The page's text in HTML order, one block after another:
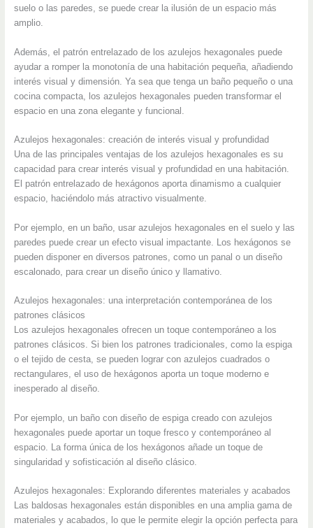
suelo o las paredes, se puede crear la ilusión de un espacio más
amplio.
Además, el patrón entrelazado de los azulejos hexagonales puede
ayudar a romper la monotonía de una habitación pequeña, añadiendo
interés visual y dimensión. Ya sea que tenga un baño pequeño o una
cocina compacta, los azulejos hexagonales pueden transformar el
espacio en una zona elegante y funcional.
Azulejos hexagonales: creación de interés visual y profundidad
Una de las principales ventajas de los azulejos hexagonales es su
capacidad para crear interés visual y profundidad en una habitación.
El patrón entrelazado de hexágonos aporta dinamismo a cualquier
espacio, haciéndolo más atractivo visualmente.
Por ejemplo, en un baño, usar azulejos hexagonales en el suelo y las
paredes puede crear un efecto visual impactante. Los hexágonos se
pueden disponer en diversos patrones, como un panal o un diseño
escalonado, para crear un diseño único y llamativo.
Azulejos hexagonales: una interpretación contemporánea de los
patrones clásicos
Los azulejos hexagonales ofrecen un toque contemporáneo a los
patrones clásicos. Si bien los patrones tradicionales, como la espiga
o el tejido de cesta, se pueden lograr con azulejos cuadrados o
rectangulares, el uso de hexágonos aporta un toque moderno e
inesperado al diseño.
Por ejemplo, un baño con diseño de espiga creado con azulejos
hexagonales puede aportar un toque fresco y contemporáneo al
espacio. La forma única de los hexágonos añade un toque de
singularidad y sofisticación al diseño clásico.
Azulejos hexagonales: Explorando diferentes materiales y acabados
Las baldosas hexagonales están disponibles en una amplia gama de
materiales y acabados, lo que le permite elegir la opción perfecta para